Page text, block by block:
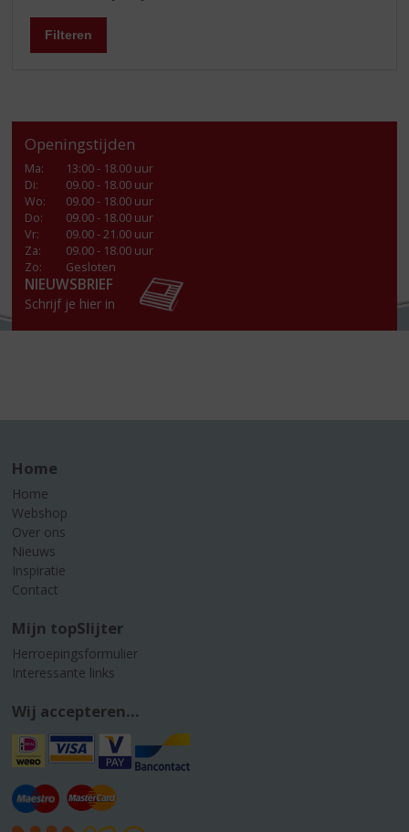
Filteren
Openingstijden
Ma:
13:00 - 18.00 uur
Di:
09.00 - 18.00 uur
Wo:
09.00 - 18.00 uur
Do:
09.00 - 18.00 uur
Vr:
09.00 - 21.00 uur
Za:
09.00 - 18.00 uur
Zo:
Gesloten
NIEUWSBRIEF
Schrijf je hier in
Home
Home
Webshop
Over ons
Nieuws
Inspiratie
Contact
Mijn topSlijter
Herroepingsformulier
Interessante links
Wij accepteren...